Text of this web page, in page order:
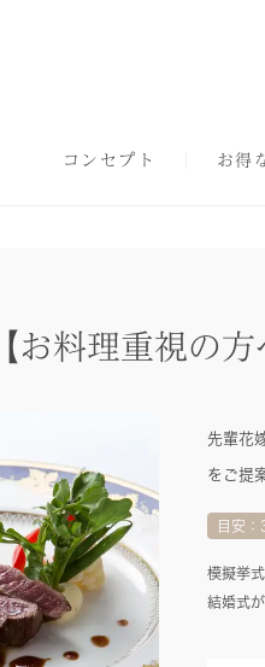
コンセプト お得
【お料理重視の
先輩花
をご提
目安
模擬挙式
結婚式